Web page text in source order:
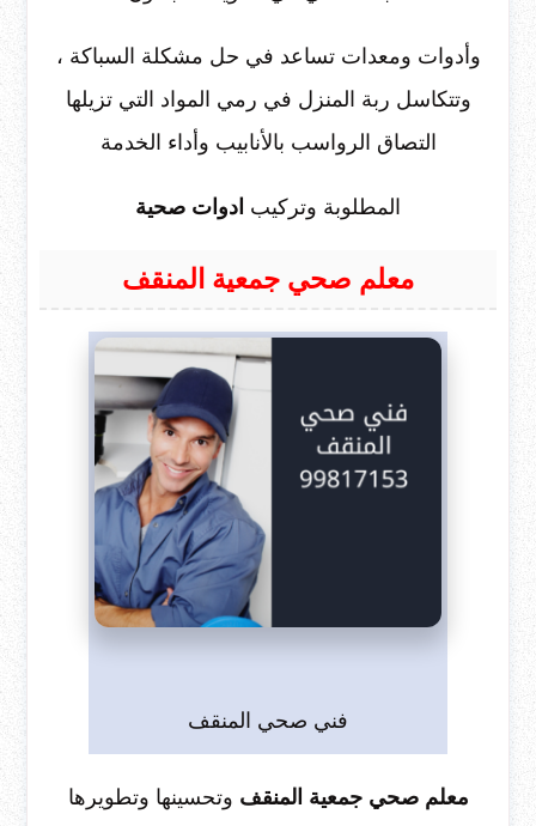
وأدوات ومعدات تساعد في حل مشكلة السباكة ،
وتتكاسل ربة المنزل في رمي المواد التي تزيلها
التصاق الرواسب بالأنابيب وأداء الخدمة
المطلوبة وتركيب ادوات صحية
معلم صحي جمعية المنقف
فني صحي المنقف
معلم صحي جمعية المنقف وتحسينها وتطويرها